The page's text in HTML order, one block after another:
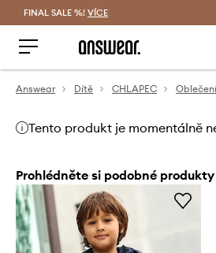
FINAL SALE %! VÍCE
Answear Dítě CHLAPEC Oblečení
Tento produkt je momentálně
Prohlédněte si podobné produkty